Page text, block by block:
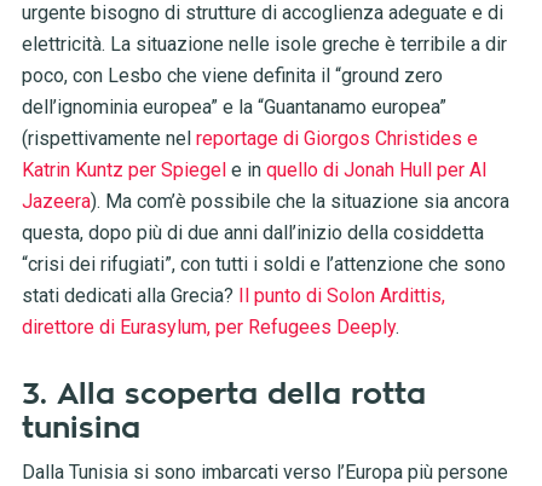
urgente bisogno di strutture di accoglienza adeguate e di
elettricità. La situazione nelle isole greche è terribile a dir
poco, con Lesbo che viene definita il “ground zero
dell’ignominia europea” e la “Guantanamo europea”
(rispettivamente nel reportage di Giorgos Christides e
Katrin Kuntz per Spiegele in quello di Jonah Hull per Al
Jazeera). Ma com’è possibile che la situazione sia ancora
questa, dopo più di due anni dall’inizio della cosiddetta
“crisi dei rifugiati”, con tutti i soldi e l’attenzione che sono
stati dedicati alla Grecia? Il punto di Solon Ardittis,
direttore di Eurasylum, per Refugees Deeply.
3. Alla scoperta della rotta
tunisina
Dalla Tunisia si sono imbarcati verso l’Europa più persone